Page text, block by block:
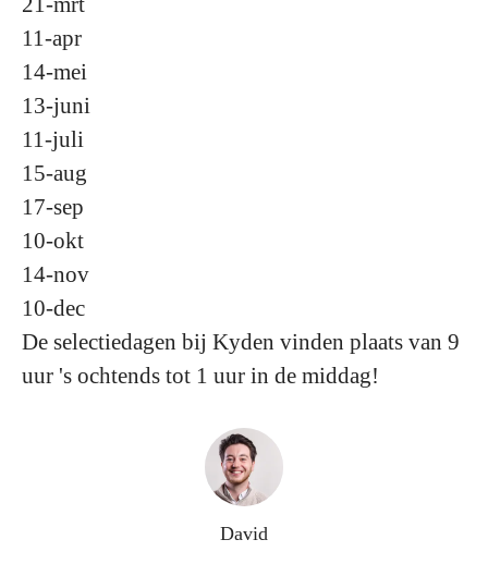
11-apr
14-mei
13-juni
11-juli
15-aug
17-sep
10-okt
14-nov
10-dec
De selectiedagen bij Kyden vinden plaats van 9
uur 's ochtends tot 1 uur in de middag!
David